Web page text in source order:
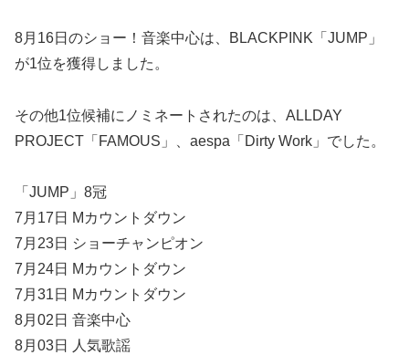
8月16日のショー！音楽中心は、BLACKPINK「JUMP」
が1位を獲得しました。
その他1位候補にノミネートされたのは、ALLDAY
PROJECT「FAMOUS」、aespa「Dirty Work」でした。
「JUMP」8冠
7月17日 Mカウントダウン
7月23日 ショーチャンピオン
7月24日 Mカウントダウン
7月31日 Mカウントダウン
8月02日 音楽中心
8月03日 人気歌謡